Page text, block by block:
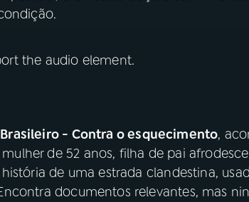
the audio element.
- Contra o esquecimento​,
de 52 anos, filha de pai
de uma estrada clandestina,
documentos relevantes, mas